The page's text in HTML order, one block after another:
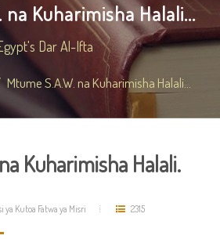
na Kuharimisha Halali...
Dar Al-Ifta
Mtume S.A.W. na Kuharimisha Halali...
Kuharimisha Halali.
ya Kutoa Fatwa ya Misri 2315